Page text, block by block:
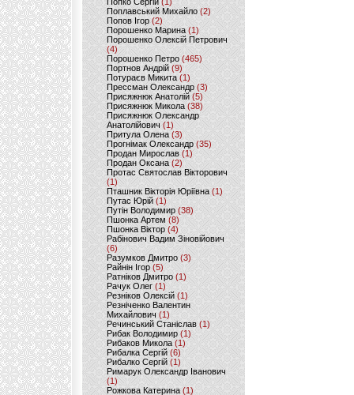
Поплавський Михайло (2)
Попов Ігор(2)
Порошенко Марина (1)
Порошенко Олексій Петрович
(4)
Порошенко Петро (465)
Портнов Андрій (9)
Потураєв Микита(1)
Прессман Олександр(3)
Присяжнюк Анатолій (5)
Присяжнюк Микола (38)
Присяжнюк Олександр
Анатолійович (1)
Притула Олена (3)
Прогнімак Олександр(35)
Продан Мирослав(1)
Продан Оксана (2)
Протас Святослав Вікторович
(1)
Пташник Вікторія Юріївна (1)
Путас Юрій (1)
Путін Володимир(38)
Пшонка Артем (8)
Пшонка Віктор(4)
Рабінович Вадим Зіновійович
(6)
Разумков Дмитро (3)
Райнін Ігор(5)
Ратніков Дмитро (1)
Рачук Олег (1)
Резніков Олексій(1)
Резніченко Валентин
Михайлович (1)
Речинський Станіслав (1)
Рибак Володимир(1)
Рибаков Микола(1)
Рибалка Сергій (6)
Рибалко Сергій (1)
Римарук Олександр Іванович
(1)
Рожкова Катерина(1)